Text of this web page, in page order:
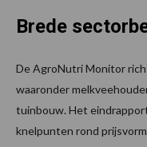
Brede
De AgroNutri Monitor
waaronder
tuinbouw. Het
knelpunten rond